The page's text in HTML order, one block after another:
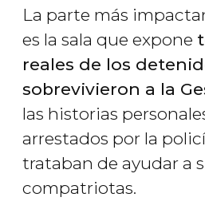
La parte más
es la sala que expone
reales de los
sobrevivieron a la
las historias
arrestados por la
trataban de ayudar a
compatriotas.